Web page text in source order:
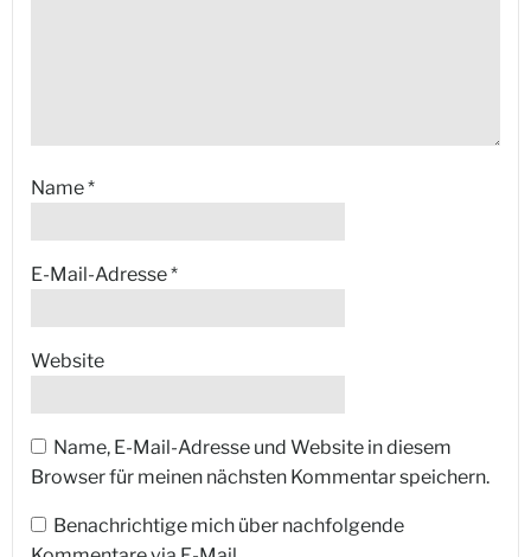
Name*
E-Mail-Adresse*
Website
Name, E-Mail-Adresse und Website in diesem
Browser für meinen nächsten Kommentar speichern.
Benachrichtige mich über nachfolgende